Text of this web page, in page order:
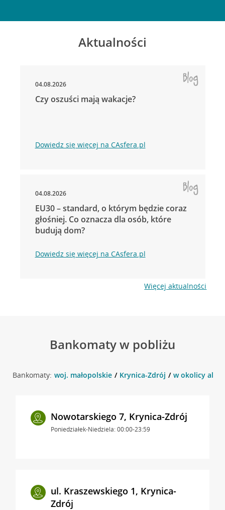
Aktualności
04.08.2026
Czy oszuści mają wakacje?
Dowiedz się więcej na CAsfera.pl
04.08.2026
EU30 – standard, o którym będzie coraz
głośniej. Co oznacza dla osób, które
budują dom?
Dowiedz się więcej na CAsfera.pl
Więcej aktualności
Bankomaty w pobliżu
Bankomaty: woj. małopolskie Krynica-Zdrój w okolicy
Nowotarskiego 7, Krynica-Zdrój
Poniedziałek-Niedziela: 00:00-23:59
ul. Kraszewskiego 1, Krynica-
Zdrój